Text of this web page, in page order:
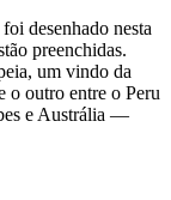
desenhado nesta
preenchidas.
um vindo da
o outro entre o Peru
e Austrália —